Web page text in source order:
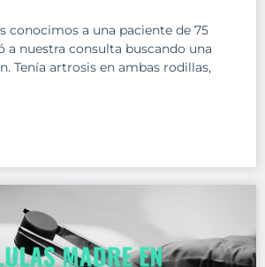
conocimos a una paciente de 75
a nuestra consulta buscando una
Tenía artrosis en ambas rodillas,